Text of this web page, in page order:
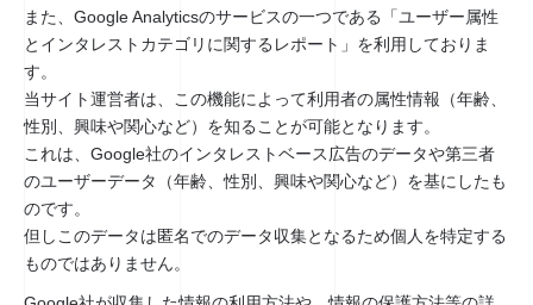
また、Google Analyticsのサービスの一つである「ユーザー属性
とインタレストカテゴリに関するレポート」を利用しておりま
す。
当サイト運営者は、この機能によって利用者の属性情報（年齢、
性別、興味や関心など）を知ることが可能となります。
これは、Google社のインタレストベース広告のデータや第三者
のユーザーデータ（年齢、性別、興味や関心など）を基にしたも
のです。
但しこのデータは匿名でのデータ収集となるため個人を特定する
ものではありません。